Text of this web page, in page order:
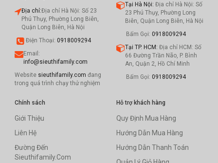
Địa chỉ:Địa chỉ Hà Nội: Số 23
Phú Thụy, Phường Long Biên,
Quận Long Biên, Hà Nội
Điện Thoại: 0918009294
Email:
info@sieuthifamily.com
Website sieuthifamily.com đang
trong quá trình chạy thử nghiệm
Tại Hà Nội: Địa chỉ Hà Nội: Số
23 Phú Thụy, Phường Long
Biên, Quận Long Biên, Hà Nội
Bấm Gọi: 0918009294
Tại TP. HCM: Địa chỉ HCM: Số
66 Đường Trần Não, P. Bình
An, Quận 2, Hồ Chí Minh
Bấm Gọi: 0918009294
Chính sách
Giới Thiệu
Liên Hệ
Đường Đến
Sieuthifamily.com
Hỗ trợ khách hàng
Quy Định Mua Hàng
Hướng Dẫn Mua Hàng
Hướng Dẫn Thanh Toán